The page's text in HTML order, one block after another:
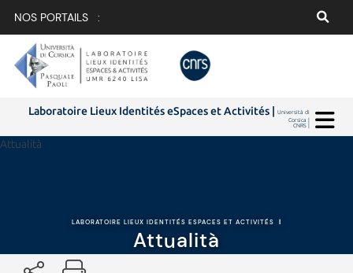
NOS PORTAILS :
Laboratoire Lieux Identités eSpaces et Activités |Università di
Corsica |
CNRS |
Attualità
LABORATOIRE LIEUX IDENTITÉS ESPACES ET ACTIVITÉS |
Attualità